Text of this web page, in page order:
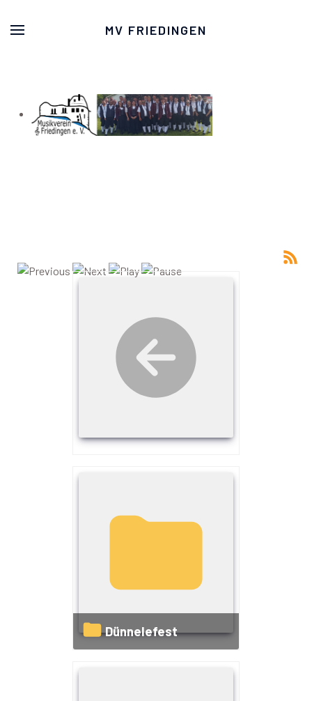
MV FRIEDINGEN
Dünnelefest